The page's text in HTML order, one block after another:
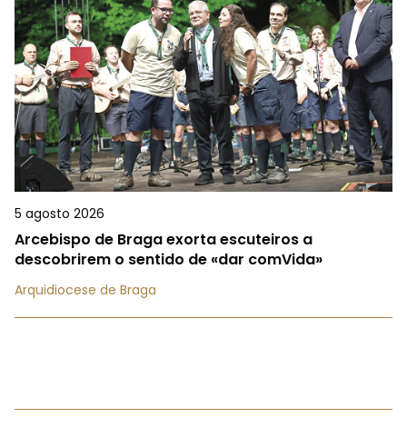
5 agosto 2026
Arcebispo de Braga exorta escuteiros a
descobrirem o sentido de «dar comVida»
Arquidiocese de Braga